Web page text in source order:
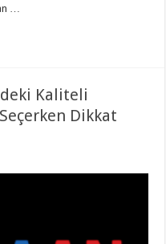
…
Kaliteli
Dikkat